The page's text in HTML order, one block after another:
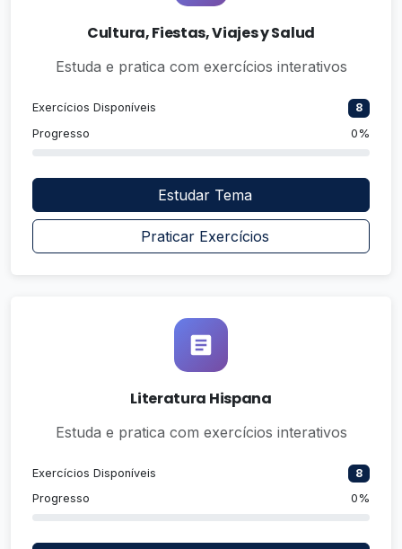
Cultura, Fiestas, Viajes y Salud
Estuda e pratica com exercícios interativos
Exercícios Disponíveis
8
Progresso
0%
Estudar Tema
Praticar Exercícios
Literatura Hispana
Estuda e pratica com exercícios interativos
Exercícios Disponíveis
8
Progresso
0%